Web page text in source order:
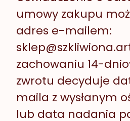
umowy zakupu
adres e-mailem:
zachowaniu 14-
zwrotu decyduje
maila z wysłanym
lub data nadania